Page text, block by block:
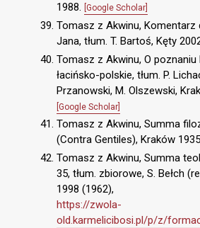
1988. [Google Scholar]
Tomasz z Akwinu, Komentarz
Jana, tłum. T. Bartoś, Kęty
Tomasz z Akwinu, O poznaniu
łacińsko-polskie, tłum. P.
Przanowski, M. Olszewski,
[Google Scholar]
Tomasz z Akwinu, Summa
(Contra Gentiles), Kraków
Tomasz z Akwinu, Summa
35, tłum. zbiorowe, S. Bełch
1998 (1962),
https://zwola-
old.karmelicibosi.pl/p/z/